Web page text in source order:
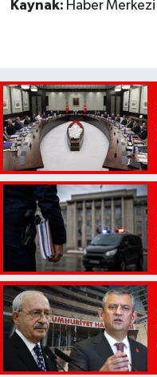
Kaynak: Haber Merkezi